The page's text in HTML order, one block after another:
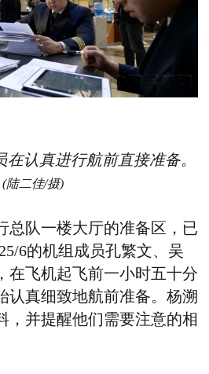
在认真进行航前直接准备。
(陆二佳/摄)
队一楼大厅的准备区，已
6的机组成员孔繁文、吴
在飞机起飞前一小时五十分
认真细致地航前准备。杨溯
，并提醒他们需要注意的相